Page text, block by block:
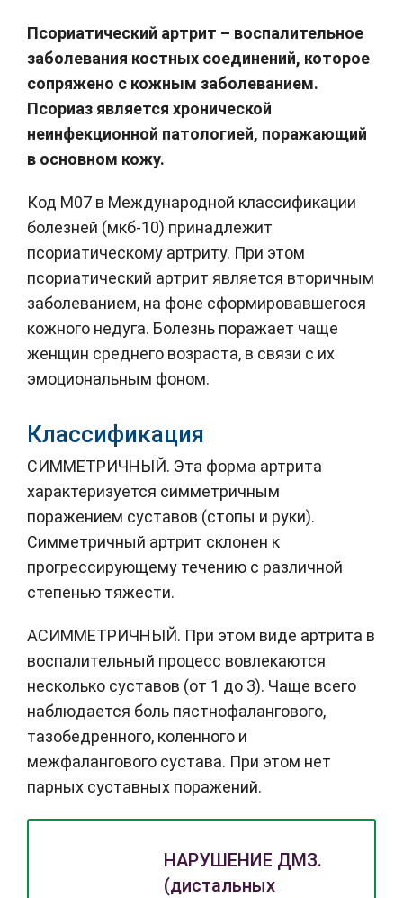
Псориатический артрит – воспалительное
заболевания костных соединений, которое
сопряжено с кожным заболеванием.
Псориаз является хронической
неинфекционной патологией, поражающий
в основном кожу.
Код М07 в Международной классификации
болезней (мкб-10) принадлежит
псориатическому артриту. При этом
псориатический артрит является вторичным
заболеванием, на фоне сформировавшегося
кожного недуга. Болезнь поражает чаще
женщин среднего возраста, в связи с их
эмоциональным фоном.
Классификация
СИММЕТРИЧНЫЙ. Эта форма артрита
характеризуется симметричным
поражением суставов (стопы и руки).
Симметричный артрит склонен к
прогрессирующему течению с различной
степенью тяжести.
АСИММЕТРИЧНЫЙ. При этом виде артрита в
воспалительный процесс вовлекаются
несколько суставов (от 1 до 3). Чаще всего
наблюдается боль пястнофалангового,
тазобедренного, коленного и
межфалангового сустава. При этом нет
парных суставных поражений.
НАРУШЕНИЕ ДМЗ.
(дистальных